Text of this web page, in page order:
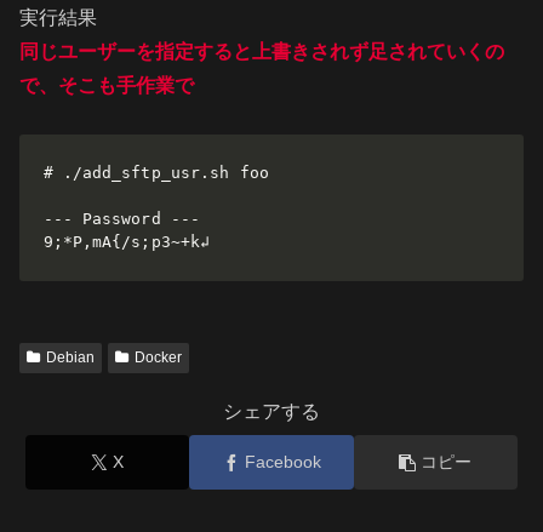
実行結果
同じユーザーを指定すると上書きされず足されていくの
で、そこも手作業で
# ./add_sftp_usr.sh foo
--- Password ---
9;*P,mA{/s;p3~+k↲
Debian Docker
シェアする
X Facebook コピー